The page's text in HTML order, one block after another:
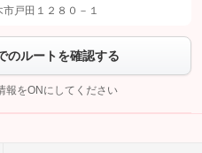
ち追加してから「許可する」ボタンを押
プして問い合わせを
戸田１２８０－１
のルートを確認する
報をONにしてください